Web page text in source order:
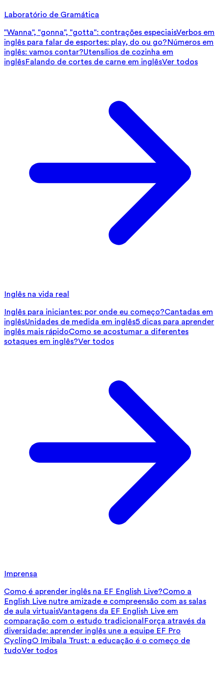
Laboratório de Gramática
"Wanna", "gonna", "gotta": contrações especiaisVerbos em
inglês para falar de esportes: play, do ou go?Números em
inglês: vamos contar?Utensílios de cozinha em
inglêsFalando de cortes de carne em inglêsVer todos
Inglês na vida real
Inglês para iniciantes: por onde eu começo?Cantadas em
inglêsUnidades de medida em inglês5 dicas para aprender
inglês mais rápidoComo se acostumar a diferentes
sotaques em inglês?Ver todos
Imprensa
Como é aprender inglês na EF English Live?Como a
English Live nutre amizade e compreensão com as salas
de aula virtuaisVantagens da EF English Live em
comparação com o estudo tradicional Força através da
diversidade: aprender inglês une a equipe EF Pro
CyclingO Imibala Trust: a educação é o começo de
tudoVer todos